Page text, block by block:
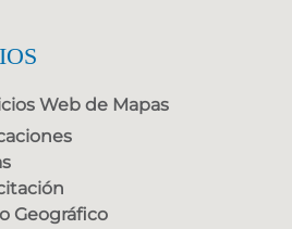
Web de Mapas
Geográfico